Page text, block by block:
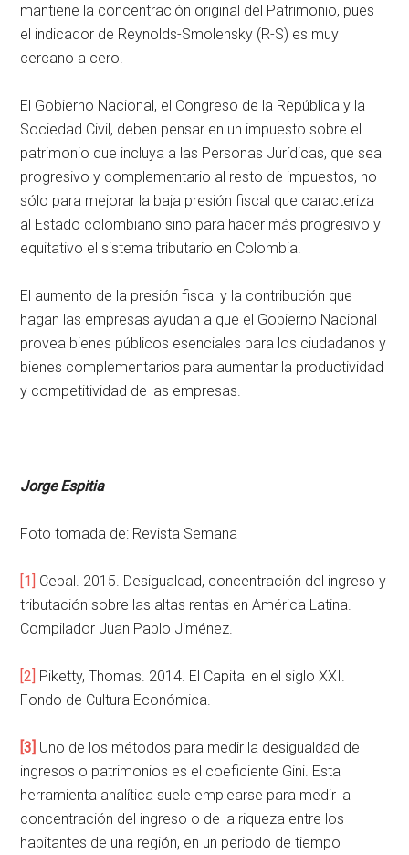
mantiene la concentración original del Patrimonio, pues
el indicador de Reynolds-Smolensky (R-S) es muy
cercano a cero.
El Gobierno Nacional, el Congreso de la República y la
Sociedad Civil, deben pensar en un impuesto sobre el
patrimonio que incluya a las Personas Jurídicas, que sea
progresivo y complementario al resto de impuestos, no
sólo para mejorar la baja presión fiscal que caracteriza
al Estado colombiano sino para hacer más progresivo y
equitativo el sistema tributario en Colombia.
El aumento de la presión fiscal y la contribución que
hagan las empresas ayudan a que el Gobierno Nacional
provea bienes públicos esenciales para los ciudadanos y
bienes complementarios para aumentar la productividad
y competitividad de las empresas.
Jorge Espitia
Foto tomada de: Revista Semana
[1] Cepal. 2015. Desigualdad, concentración del ingreso y
tributación sobre las altas rentas en América Latina.
Compilador Juan Pablo Jiménez.
[2] Piketty, Thomas. 2014. El Capital en el siglo XXI.
Fondo de Cultura Económica.
[3] Uno de los métodos para medir la desigualdad de
ingresos o patrimonios es el coeficiente Gini. Esta
herramienta analítica suele emplearse para medir la
concentración del ingreso o de la riqueza entre los
habitantes de una región, en un periodo de tiempo